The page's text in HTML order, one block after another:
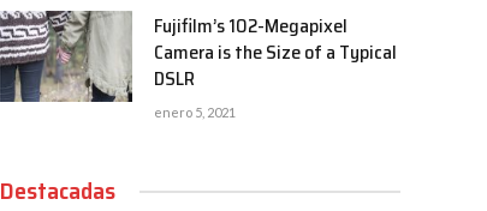
Fujifilm’s 102-Megapixel
Camera is the Size of a Typical
DSLR
enero 5, 2021
Destacadas